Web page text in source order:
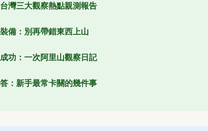
灣三大觀察熱點親測報告
備：別再帶錯東西上山
功：一次阿里山觀察日記
：新手最常卡關的幾件事